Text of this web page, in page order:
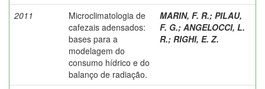
2011
Microclimatologia de
cafezais adensados:
bases para a
modelagem do
consumo hídrico e do
balanço de radiação.
MARIN, F. R.; PILAU,
F. G.; ANGELOCCI, L.
R.; RIGHI, E. Z.